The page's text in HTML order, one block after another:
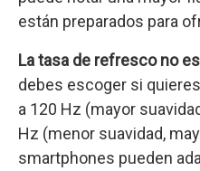
están preparados para
La tasa de refresco no
debes escoger si
a 120 Hz (mayor
Hz (menor suavidad,
smartphones pueden